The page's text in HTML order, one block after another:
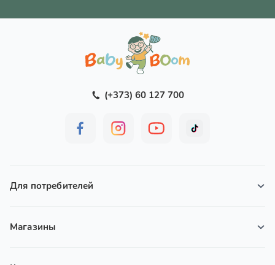
(+373) 60 127 700
Для потребителей
Магазины